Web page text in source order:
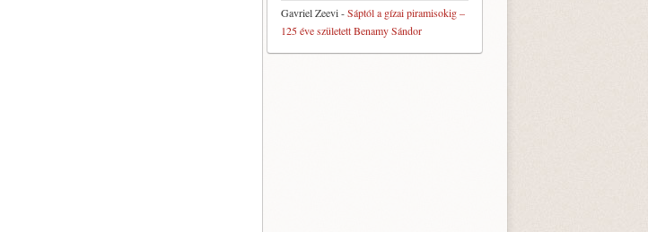
Gavriel Zeevi-Sáptól a gízai piramisokig –
125 éve született Benamy Sándor